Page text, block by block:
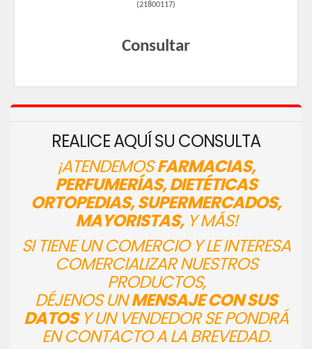
(21800117)
Consultar
REALICE AQUÍ SU CONSULTA
¡ATENDEMOSFARMACIAS,
PERFUMERÍAS, DIETÉTICAS
ORTOPEDIAS, SUPERMERCADOS,
MAYORISTAS,Y MÁS!
SI TIENE UN COMERCIO Y LE INTERESA
COMERCIALIZAR NUESTROS
PRODUCTOS,
DÉJENOS UNMENSAJE CON SUS
DATOSY UN VENDEDOR SE PONDRÁ
EN CONTACTO A LA BREVEDAD.